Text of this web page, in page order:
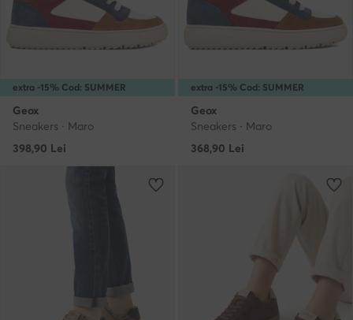
extra -15% Cod: SUMMER
Geox
Sneakers · Maro
398,90 Lei
extra -15% Cod: SUMMER
Geox
Sneakers · Maro
368,90 Lei